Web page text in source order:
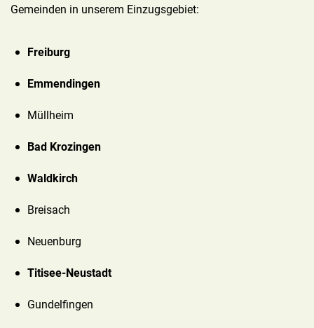
Gemeinden in unserem Einzugsgebiet:
Freiburg
Emmendingen
Müllheim
Bad Krozingen
Waldkirch
Breisach
Neuenburg
Titisee-Neustadt
Gundelfingen